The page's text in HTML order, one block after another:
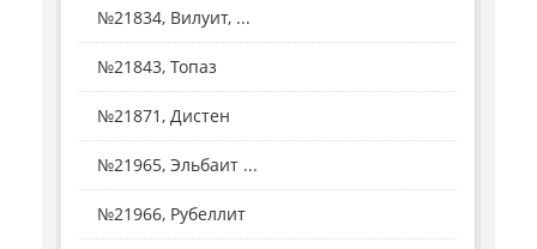
№21834, Вилуит, ...
№21843, Топаз
№21871, Дистен
№21965, Эльбаит ...
№21966, Рубеллит